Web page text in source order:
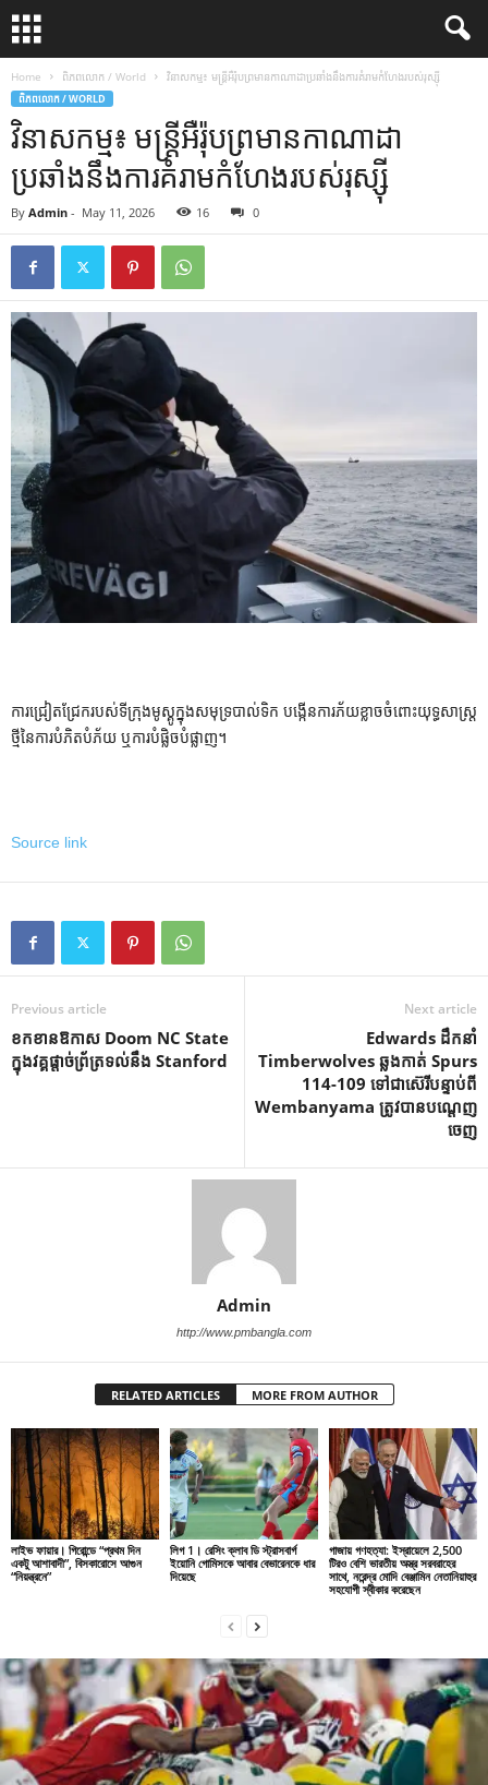
Home ពិភពលោក / World វិនាសកម្ម៖ មន្ត្រីអឺរ៉ុបព្រមានកាណាដាប្រឆាំងនឹងការគំរាមកំហែងរបស់រុស្ស៊ី
ពិភពលោក / WORLD
វិនាសកម្ម៖ មន្ត្រីអឺរ៉ុបព្រមានកាណាដា
ប្រឆាំងនឹងការគំរាមកំហែងរបស់រុស្ស៊ី
By Admin - May 11, 2026 16 0
ការជ្រៀតជ្រែករបស់ទីក្រុងមូស្គូក្នុងសមុទ្របាល់ទិក បង្កើនការភ័យខ្លាចចំពោះយុទ្ធសាស្ត្រ
ថ្មីនៃការបំភិតបំភ័យ ឬការបំផ្លិចបំផ្លាញ។
Source link
Previous article
ខកខានឱកាស Doom NC State
ក្នុងវគ្គផ្តាច់ព្រ័ត្រទល់នឹង Stanford
Next article
Edwards ដឹកនាំ
Timberwolves ឆ្លងកាត់ Spurs
114-109 ទៅជាស៊េរីបន្ទាប់ពី
Wembanyama ត្រូវបានបណ្តេញ
ចេញ
Admin
http://www.pmbangla.com
RELATED ARTICLES MORE FROM AUTHOR
লাইভ ফায়ার। গিরোন্ডে “প্রথম দিন
একটু আশাবাদী”, বিসকারোসে আগুন
“নিয়ন্ত্রনে”
লিগ 1। রেসিং ক্লাব ডি স্ট্রাসবার্গ
ইয়োনি গোমিসকে আবার বেভারেনকে ধার
দিয়েছে
গাজায় গণহত্যা: ইস্রায়েলে 2,500
টিরও বেশি ভারতীয় অস্ত্র সরবরাহের
সাথে, নরেন্দ্র মোদি বেঞ্জামিন নেতানিয়াহুর
সহযোগী স্বীকার করেছেন